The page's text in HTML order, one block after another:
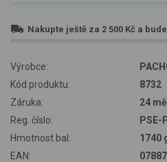
Nakupte ještě za 2 500 Kč a
Výrobce:
Kód produktu:
8732
Záruka:
24
Reg. číslo:
PSE-
Hmotnost bal:
1740
EAN: